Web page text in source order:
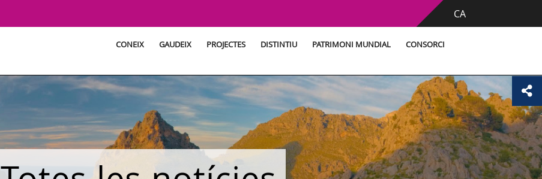
CA
CONEIX GAUDEIX PROJECTES DISTINTIU PATRIMONI MUNDIAL CONSORCI